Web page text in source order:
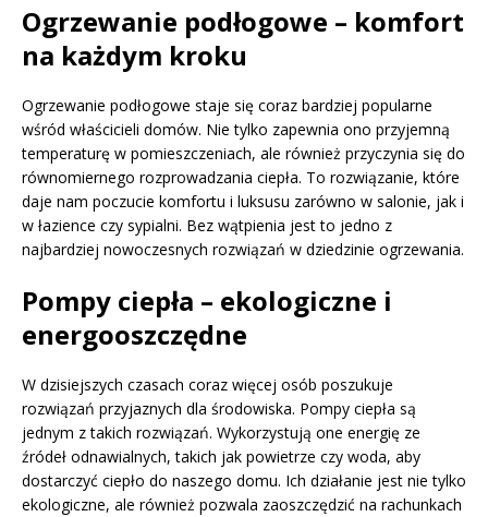
Ogrzewanie podłogowe – komfort
na każdym kroku
Ogrzewanie podłogowe staje się coraz bardziej popularne
wśród właścicieli domów. Nie tylko zapewnia ono przyjemną
temperaturę w pomieszczeniach, ale również przyczynia się do
równomiernego rozprowadzania ciepła. To rozwiązanie, które
daje nam poczucie komfortu i luksusu zarówno w salonie, jak i
w łazience czy sypialni. Bez wątpienia jest to jedno z
najbardziej nowoczesnych rozwiązań w dziedzinie ogrzewania.
Pompy ciepła – ekologiczne i
energooszczędne
W dzisiejszych czasach coraz więcej osób poszukuje
rozwiązań przyjaznych dla środowiska. Pompy ciepła są
jednym z takich rozwiązań. Wykorzystują one energię ze
źródeł odnawialnych, takich jak powietrze czy woda, aby
dostarczyć ciepło do naszego domu. Ich działanie jest nie tylko
ekologiczne, ale również pozwala zaoszczędzić na rachunkach